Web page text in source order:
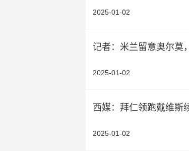
2025-01-02
记者：米兰留意奥尔莫
2025-01-02
西媒：拜仁领跑戴维斯
2025-01-02